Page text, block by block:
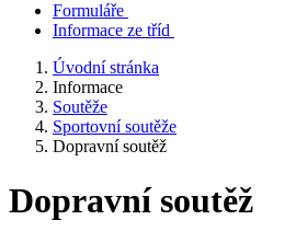
Formuláře
Informace ze tříd
Úvodní stránka
Informace
Soutěže
Sportovní soutěže
Dopravní soutěž
Dopravní soutěž